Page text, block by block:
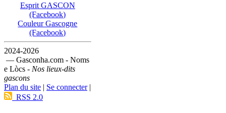
Esprit GASCON
(Facebook)
Couleur Gascogne
(Facebook)
2024-2026
— Gasconha.com - Noms
e Lòcs - Nos lieux-dits
gascons
Plan du site | Se connecter|
RSS 2.0